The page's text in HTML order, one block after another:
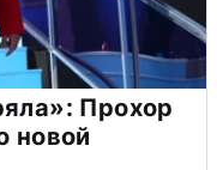
Прохор
новой